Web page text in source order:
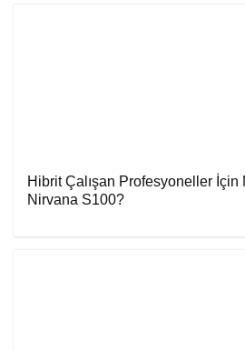
Hibrit Çalışan Profesyoneller
Nirvana S100?